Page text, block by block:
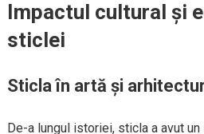
Impactul cultural și
sticlei
Sticla în artă și
De-a lungul istoriei, sticla a avut